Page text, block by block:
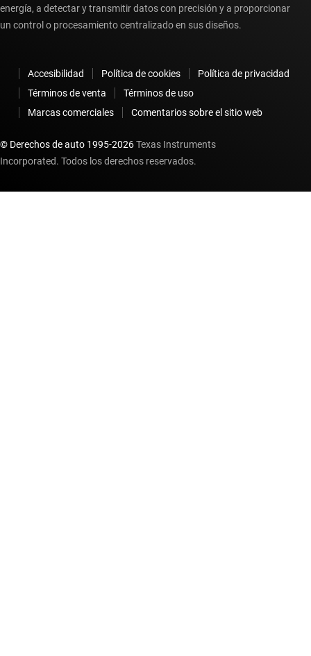
energía, a detectar y transmitir datos con precisión y a proporcionar
un control o procesamiento centralizado en sus diseños.
Accesibilidad Política de cookies
Política de privacidad
Términos de venta
Términos de uso
Marcas comerciales
Comentarios sobre el sitio web
© Derechos de auto 1995-2026Texas Instruments
Incorporated. Todos los derechos reservados.